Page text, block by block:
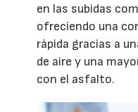
en las subidas
ofreciendo una
rápida gracias a
de aire y una
con el asfalto.